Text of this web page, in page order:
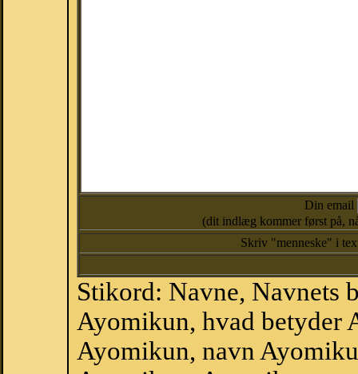
Din email
(dit indlæg kommer først på,
Skriv "menneske" i
Stikord: Navne, Navnets
Ayomikun, hvad betyder
Ayomikun, navn